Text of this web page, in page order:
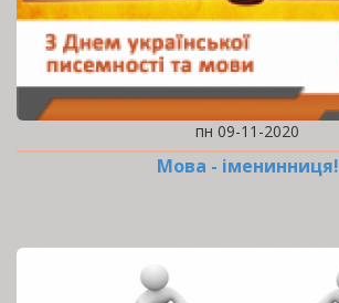
пн 09-11-2020
Мова - іменинниця!